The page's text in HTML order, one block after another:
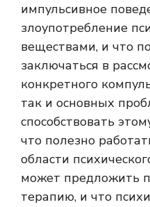
импульсивное
злоупотребление
веществами, и что
заключаться в
конкретного
так и основных
способствовать
что полезно
области
может предложить
терапию, и что